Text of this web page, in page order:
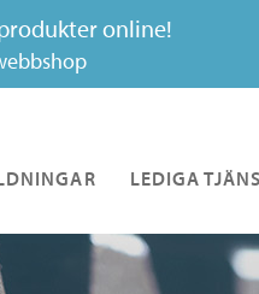
online!
LEDIGA